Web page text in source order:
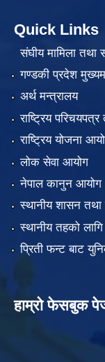
Quick Links
संघीय मामिला तथा
गण्डकी प्रदेश
अर्थ मन्त्रालय
राष्ट्रिय
राष्ट्रिय योजना
लोक सेवा आयोग
नेपाल कानुन आयोग
स्थानीय शासन तथा
स्थानीय तहको
प्रिती फन्ट बाट
हाम्रो फेसबुक